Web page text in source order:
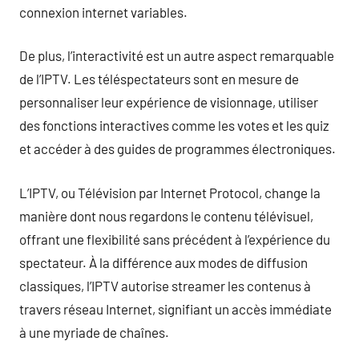
connexion internet variables.
De plus, l’interactivité est un autre aspect remarquable
de l’IPTV. Les téléspectateurs sont en mesure de
personnaliser leur expérience de visionnage, utiliser
des fonctions interactives comme les votes et les quiz
et accéder à des guides de programmes électroniques.
L’IPTV, ou Télévision par Internet Protocol, change la
manière dont nous regardons le contenu télévisuel,
offrant une flexibilité sans précédent à l’expérience du
spectateur. À la différence aux modes de diffusion
classiques, l’IPTV autorise streamer les contenus à
travers réseau Internet, signifiant un accès immédiate
à une myriade de chaînes.